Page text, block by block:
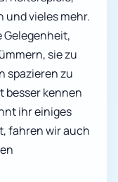
und vieles mehr.
Gelegenheit,
sie zu
spazieren zu
besser kennen
ihr einiges
fahren wir auch